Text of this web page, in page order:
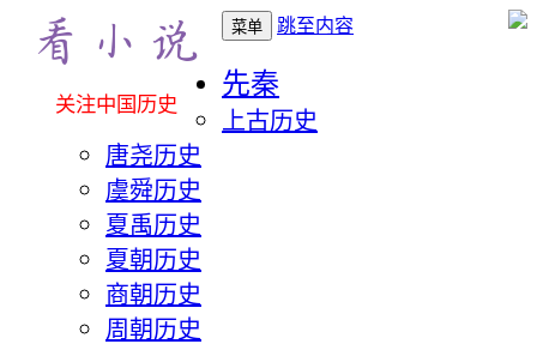
关注中国历史
菜单 跳至内容
先秦
上古历史
唐尧历史
虞舜历史
夏禹历史
夏朝历史
商朝历史
周朝历史